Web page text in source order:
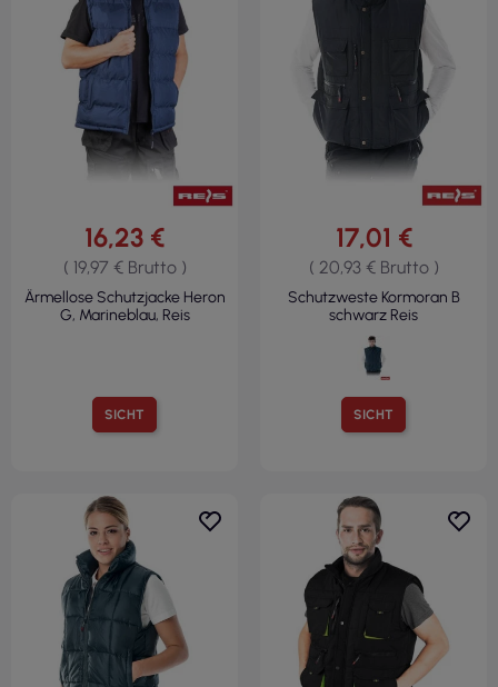
SICHT
16,23 €
( 19,97 € Brutto )
Ärmellose Schutzjacke Heron
G, Marineblau, Reis
SICHT
17,01 €
( 20,93 € Brutto )
Schutzweste Kormoran B
schwarz Reis